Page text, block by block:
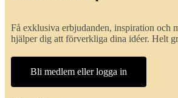
Få exklusiva erbjudanden, inspiration och
hjälper dig att förverkliga dina idéer. Helt
Bli medlem eller logga in